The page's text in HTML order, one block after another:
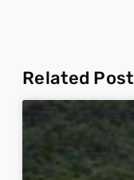
Related Post